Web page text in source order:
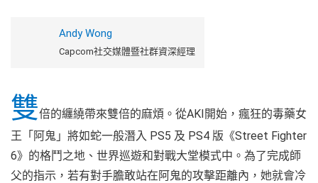
Andy Wong
Capcom社交媒體暨社群資深經理
雙倍的纏繞帶來雙倍的麻煩。從AKI開始，瘋狂的毒藥女
王「阿鬼」將如蛇一般潛入 PS5 及 PS4 版《Street Fighter
6》的格鬥之地、世界巡遊和對戰大堂模式中。為了完成師
父的指示，若有對手膽敢站在阿鬼的攻擊距離內，她就會冷